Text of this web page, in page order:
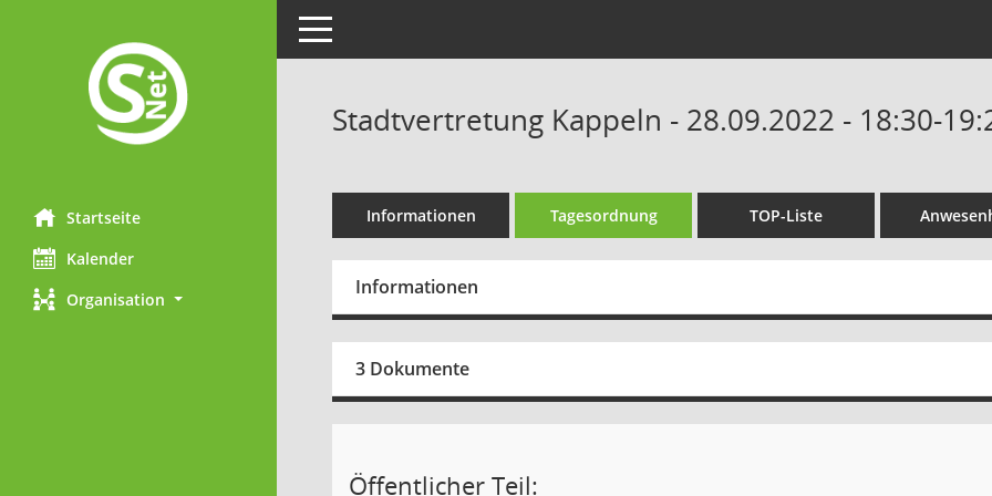
Startseite
Kalender
Organisation
Toggle navigation
Stadtvertretung Kappeln - 28.09.2022 - 18:30-
Informationen Tagesordnung TOP-Liste
Informationen
3 Dokumente
Öffentlicher Teil: